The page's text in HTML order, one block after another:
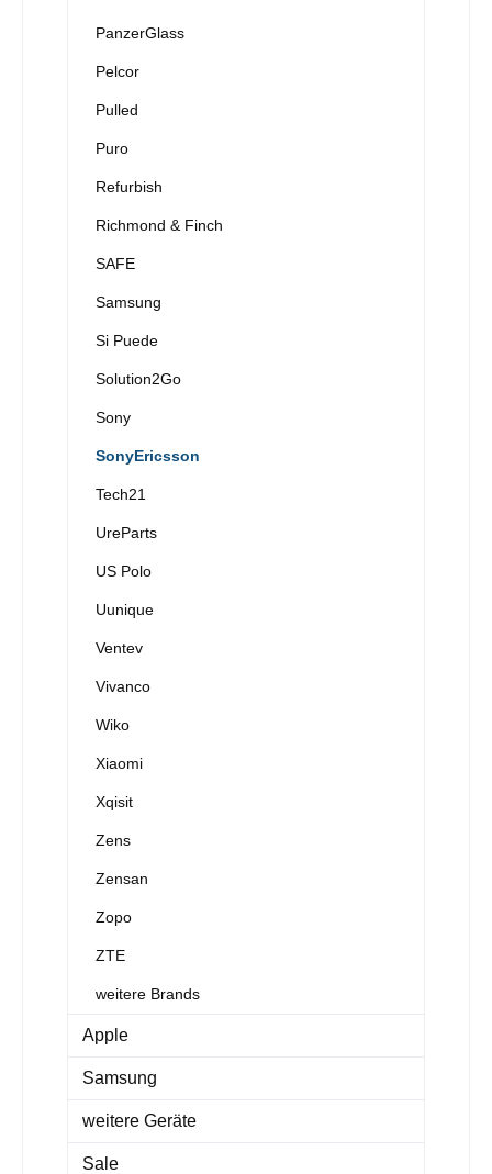
PanzerGlass
Pelcor
Pulled
Puro
Refurbish
Richmond & Finch
SAFE
Samsung
Si Puede
Solution2Go
Sony
SonyEricsson
Tech21
UreParts
US Polo
Uunique
Ventev
Vivanco
Wiko
Xiaomi
Xqisit
Zens
Zensan
Zopo
ZTE
weitere Brands
Apple
Samsung
weitere Geräte
Sale